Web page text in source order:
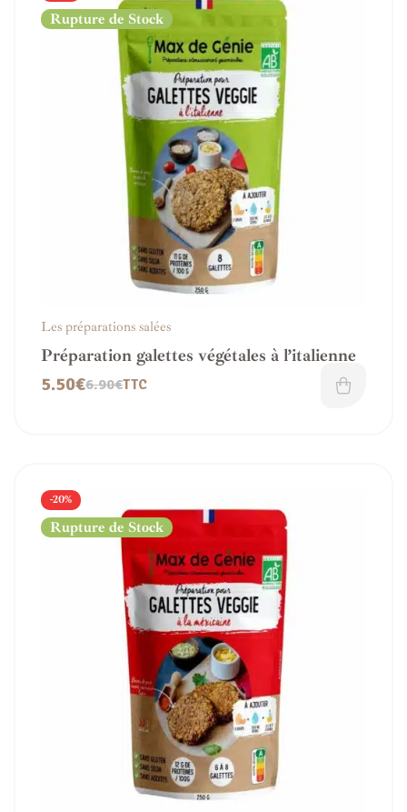
Rupture de Stock
Les préparations salées
Préparation galettes végétales à l’italienne
6.90€
5.50€ TTC
-20%
Rupture de Stock